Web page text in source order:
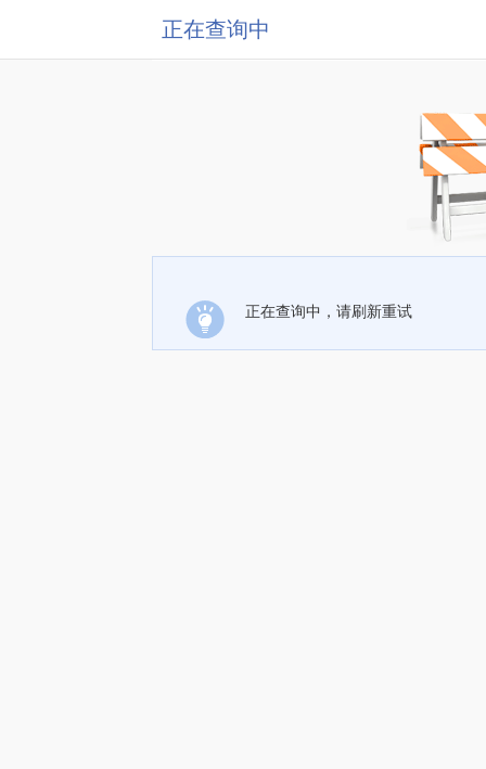
正在查询中
正在查询中，请刷新重试